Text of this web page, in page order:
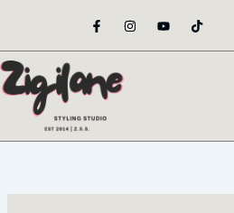
content
F
a
e
o
o
-
I
n
t
Y
o
t
T
i
t